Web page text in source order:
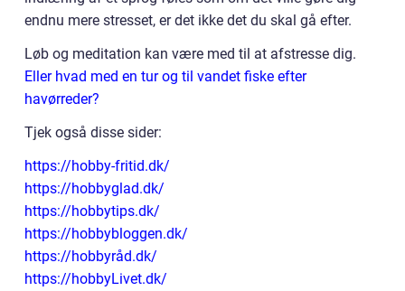
endnu mere stresset, er det ikke det du skal gå efter.
Løb og meditation kan være med til at afstresse dig.
Eller hvad med en tur og til vandet fiske efter
havørreder?
Tjek også disse sider:
https://hobby-fritid.dk/
https://hobbyglad.dk/
https://hobbytips.dk/
https://hobbybloggen.dk/
https://hobbyråd.dk/
https://hobbyLivet.dk/